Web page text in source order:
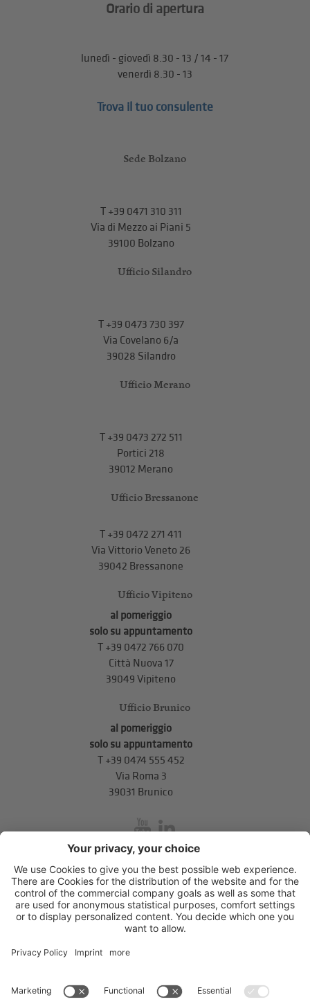
Orario di apertura
lunedì - giovedì 8.30 - 13 / 14 - 17
venerdì 8.30 - 13
Trova il tuo consulente
Sede Bolzano
T+39 0471 310 311
Via di Mezzo ai Piani 5
39100 Bolzano
Ufficio Silandro
T+39 0473 730 397
Via Covelano 6/a
39028 Silandro
Ufficio Merano
T+39 0473 272 511
Portici 218
39012 Merano
Ufficio Bressanone
T +39 0472 271 411
Via Vittorio Veneto 26
39042 Bressanone
Ufficio Vipiteno
al pomeriggio
solo su appuntamento
T +39 0472 766 070
Città Nuova 17
39049 Vipiteno
Ufficio Brunico
al pomeriggio
solo su appuntamento
T+39 0474 555 452
Via Roma 3
39031 Brunico
inService
Via di Mezzo ai Piani 5 ,39100 Bolzano.T+39 0471 310 311.
info@unione-bz.it
Impressum
Privacy